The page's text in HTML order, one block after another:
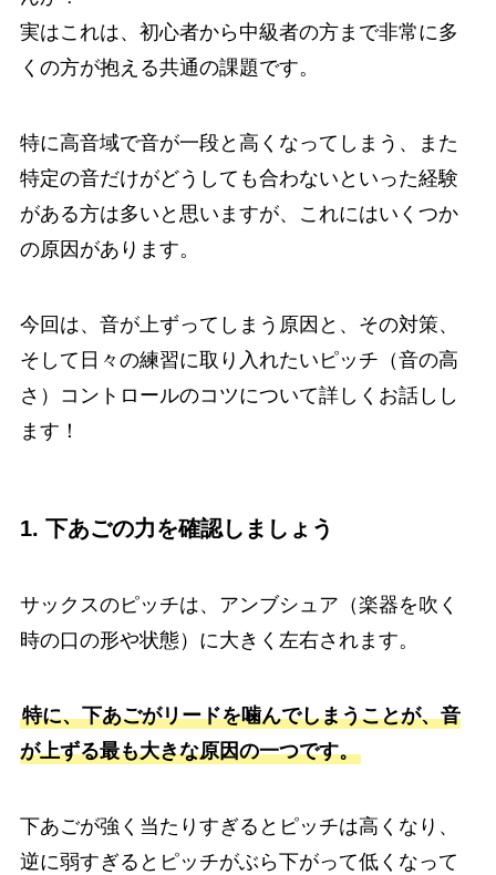
実はこれは、初心者から中級者の方まで非常に多
くの方が抱える共通の課題です。
特に高音域で音が一段と高くなってしまう、また
特定の音だけがどうしても合わないといった経験
がある方は多いと思いますが、これにはいくつか
の原因があります。
今回は、音が上ずってしまう原因と、その対策、
そして日々の練習に取り入れたいピッチ（音の高
さ）コントロールのコツについて詳しくお話しし
ます！
1. 下あごの力を確認しましょう
サックスのピッチは、アンブシュア（楽器を吹く
時の口の形や状態）に大きく左右されます。
特に、下あごがリードを噛んでしまうことが、音
が上ずる最も大きな原因の一つです。
下あごが強く当たりすぎるとピッチは高くなり、
逆に弱すぎるとピッチがぶら下がって低くなって